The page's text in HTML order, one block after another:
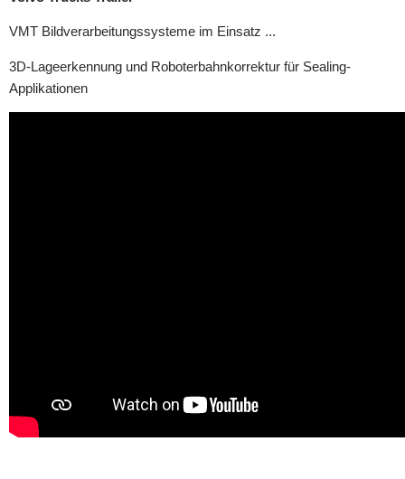
VMT Bildverarbeitungssysteme im Einsatz ...
3D-Lageerkennung und Roboterbahnkorrektur für Sealing-
Applikationen